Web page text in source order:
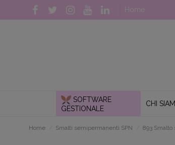
Home
SOFTWARE
GESTIONALE
CHI
Home Smalti semipermanenti SPN 893